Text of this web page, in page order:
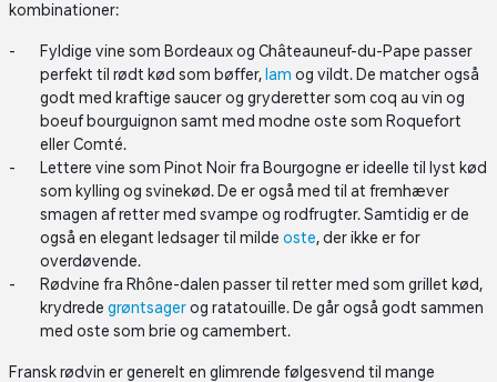
kombinationer:
Fyldige vine som Bordeaux og Châteauneuf-du-Pape passer
perfekt til rødt kød som bøffer, lam og vildt. De matcher også
godt med kraftige saucer og gryderetter som coq au vin og
boeuf bourguignon samt med modne oste som Roquefort
eller Comté.
Lettere vine som Pinot Noir fra Bourgogne er ideelle til lyst kød
som kylling og svinekød. De er også med til at fremhæver
smagen af retter med svampe og rodfrugter. Samtidig er de
også en elegant ledsager til milde oste, der ikke er for
overdøvende.
Rødvine fra Rhône-dalen passer til retter med som grillet kød,
krydrede grøntsagerog ratatouille. De går også godt sammen
med oste som brie og camembert.
Fransk rødvin er generelt en glimrende følgesvend til mange